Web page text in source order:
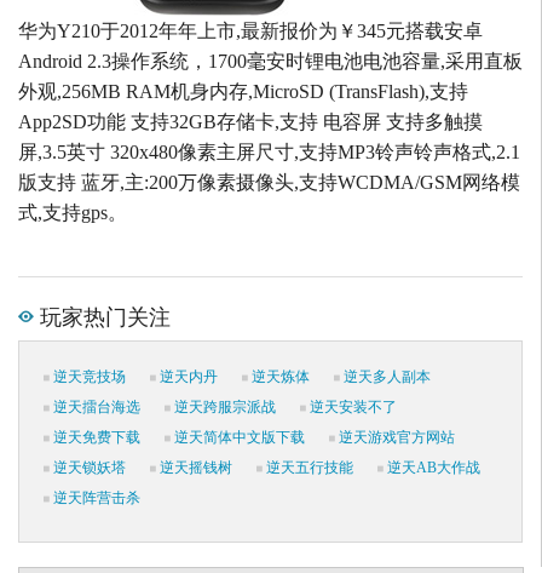
华为Y210于2012年年上市,最新报价为￥345元搭载安卓
Android 2.3操作系统，1700毫安时锂电池电池容量,采用直板
外观,256MB RAM机身内存,MicroSD (TransFlash),支持
App2SD功能 支持32GB存储卡,支持 电容屏 支持多触摸
屏,3.5英寸 320x480像素主屏尺寸,支持MP3铃声铃声格式,2.1
版支持 蓝牙,主:200万像素摄像头,支持WCDMA/GSM网络模
式,支持gps。
玩家热门关注
逆天竞技场 逆天内丹 逆天炼体
逆天多人副本
逆天擂台海选
逆天跨服宗派战
逆天安装不了
逆天免费下载
逆天简体中文版下载
逆天游戏官方网站
逆天锁妖塔
逆天摇钱树 逆天五行技能
逆天AB大作战
逆天阵营击杀